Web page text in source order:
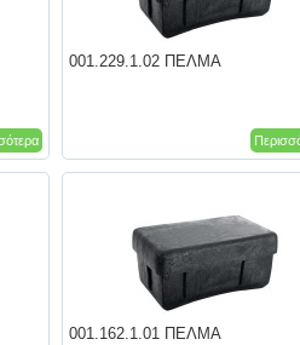
001.229.1.02 ΠΕΛΜΑ
001.162.1.01 ΠΕΛΜΑ